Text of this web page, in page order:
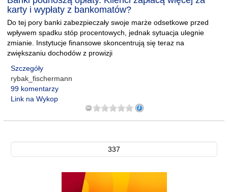
karty i wypłaty z bankomatów?
Do tej pory banki zabezpieczały swoje marże odsetkowe przed
wpływem spadku stóp procentowych, jednak sytuacja ulegnie
zmianie. Instytucje finansowe skoncentrują się teraz na
zwiększaniu dochodów z prowizji
Szczegóły
rybak_fischermann
99 komentarzy
Link na Wykop
337